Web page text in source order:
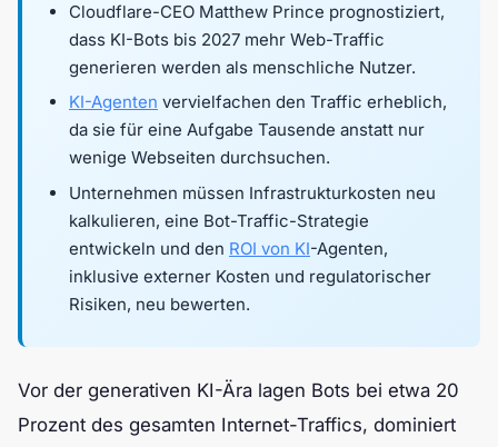
Cloudflare-CEO Matthew Prince prognostiziert,
dass KI-Bots bis 2027 mehr Web-Traffic
generieren werden als menschliche Nutzer.
KI-Agenten vervielfachen den Traffic erheblich,
da sie für eine Aufgabe Tausende anstatt nur
wenige Webseiten durchsuchen.
Unternehmen müssen Infrastrukturkosten neu
kalkulieren, eine Bot-Traffic-Strategie
entwickeln und den ROI von KI-Agenten,
inklusive externer Kosten und regulatorischer
Risiken, neu bewerten.
Vor der generativen KI-Ära lagen Bots bei etwa 20
Prozent des gesamten Internet-Traffics, dominiert